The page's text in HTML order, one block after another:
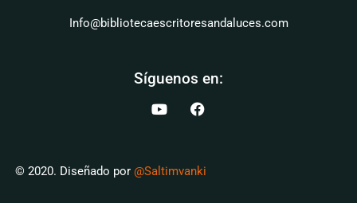
Info@bibliotecaescritoresandaluces.com
© 2020. Diseñado por @Saltimvanki
Síguenos en: